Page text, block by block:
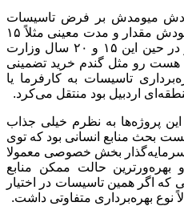
میومدش بر فرض تاسیسات
تصفیه خونه آب رو می‌ساخت، خودش مقدار و مدت معینی مثلاً ۱۵
یا ۲۰ سال بهره برداری میکرد و در حین این ۱۵ و ۲۰ سال وزارت
هست رو مثل گندم خرید تضمینی
تاسیسات به کارفرما یا
اردبیل بود منتقل می‌کرد.
پروژه‌ها به نظرم خیلی جذاب
بحث منابع انسانی بود که توی
سرمایه‌گذار بخش خصوصی معمولا
حالت ممکن منابع
که اگر همین تاسیسات در اختیار
نوع بهره‌برداری متفاوتی داشت.